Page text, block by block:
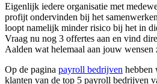
Eigenlijk iedere organisatie met
profijt ondervinden bij het
loopt namelijk minder risico bij het in
Vraag nu nog 3 offertes aan en vind
Aalden wat helemaal aan jouw wensen
Op de pagina payroll bedrijven hebben
klanten van de top 5 payroll bedrijven